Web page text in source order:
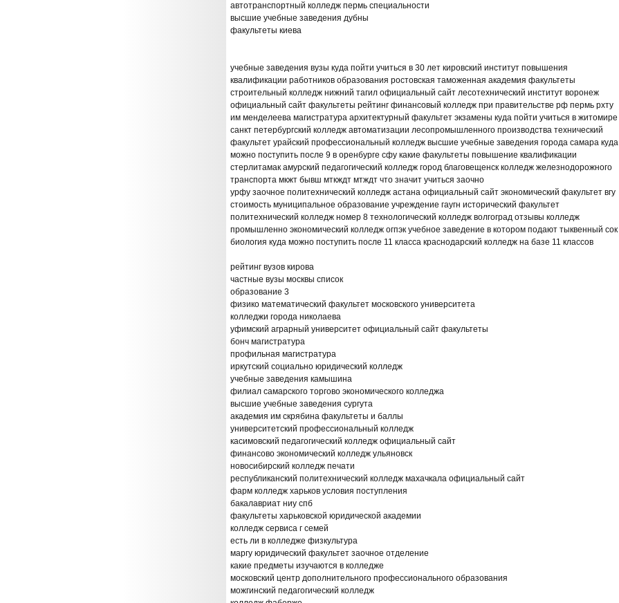
автотранспортный колледж пермь специальности
высшие учебные заведения дубны
факультеты киева
учебные заведения вузы куда пойти учиться в 30 лет кировский институт повышения
квалификации работников образования ростовская таможенная академия факультеты
строительный колледж нижний тагил официальный сайт лесотехнический институт воронеж
официальный сайт факультеты рейтинг финансовый колледж при правительстве рф пермь рхту
им менделеева магистратура архитектурный факультет экзамены куда пойти учиться в житомире
санкт петербургский колледж автоматизации лесопромышленного производства технический
факультет урайский профессиональный колледж высшие учебные заведения города самара куда
можно поступить после 9 в оренбурге сфу какие факультеты повышение квалификации
стерлитамак амурский педагогический колледж город благовещенск колледж железнодорожного
транспорта мкжт бывш мткждт мтждт что значит учиться заочно
урфу заочное политехнический колледж астана официальный сайт экономический факультет вгу
стоимость муниципальное образование учреждение гаугн исторический факультет
политехнический колледж номер 8 технологический колледж волгоград отзывы колледж
промышленно экономический колледж огпэк учебное заведение в котором подают тыквенный сок
биология куда можно поступить после 11 класса краснодарский колледж на базе 11 классов
рейтинг вузов кирова
частные вузы москвы список
образование 3
физико математический факультет московского университета
колледжи города николаева
уфимский аграрный университет официальный сайт факультеты
бонч магистратура
профильная магистратура
иркутский социально юридический колледж
учебные заведения камышина
филиал самарского торгово экономического колледжа
высшие учебные заведения сургута
академия им скрябина факультеты и баллы
университетский профессиональный колледж
касимовский педагогический колледж официальный сайт
финансово экономический колледж ульяновск
новосибирский колледж печати
республиканский политехнический колледж махачкала официальный сайт
фарм колледж харьков условия поступления
бакалавриат ниу спб
факультеты харьковской юридической академии
колледж сервиса г семей
есть ли в колледже физкультура
маргу юридический факультет заочное отделение
какие предметы изучаются в колледже
московский центр дополнительного профессионального образования
можгинский педагогический колледж